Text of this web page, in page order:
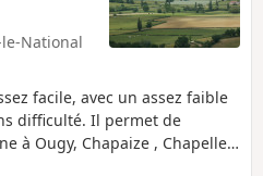
National
facile, avec un assez faible
difficulté. Il permet de
à Ougy, Chapaize , Chapelle-